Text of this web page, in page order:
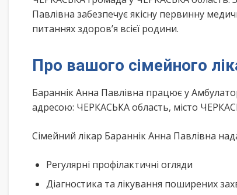
Павлівна забезпечує якісну первинну
питаннях здоров’я всієї родини.
Про вашого сімейного
Бараннік Анна Павлівна працює у
адресою: ЧЕРКАСЬКА область, місто
Сімейний лікар Бараннік Анна Павлівна
Регулярні профілактичні огляди
Діагностика та лікування поширених